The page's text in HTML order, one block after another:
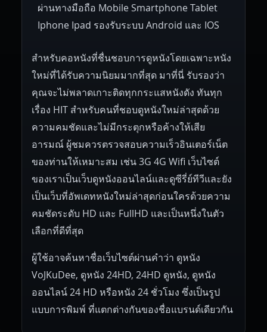
ผ่านทางมือถือ Mobile Smartphone Tablet
Iphone Ipad รองรับระบบ Android และ IOS
สำหรับคอหนังที่ชื่นชอบการดูหนังโดยเฉพาะหนัง
ใหม่ที่ได้รับความนิยมมากที่สุด มาที่นี่ รับรองว่า
คุณจะไม่พลาดเกาะติดทุกกระแสหนังดัง ทันทุก
เรื่อง HIT สำหรับคนที่ชอบดูหนังใหม่ล่าสุดด้วย
ความคมชัดและไม่มีกระตุกหรือค้างให้เสีย
อารมณ์ ผู้ชมควรตรวจสอบความเร็วอินเตอร์เน็ต
ของท่านให้เหมาะสม เช่น 3G 4G Wifi เว็บไซต์
ของเราเป็นเว็บดูหนังออนไลน์และดูซีรี่ย์ทีวีและยัง
เป็นเว็บที่อัพเดทหนังใหม่ล่าสุดก่อนใครด้วยความ
คมชัดระดับ HD และ FullHD และเป็นหนึ่งในตัว
เลือกที่ดีที่สุด
ผู้ใช้อาจค้นหาชื่อเว็บไซต์ผ่านคำว่า ดูหนัง
VoJKuDee, ดูหนัง 24HD, 24HD ดูหนัง, ดูหนัง
ออนไลน์ 24 HD หรือหนัง 24 ชั่วโมง ซึ่งเป็นรูป
แบบการพิมพ์ ที่แตกต่างกันของชื่อแบรนด์เดียวกัน